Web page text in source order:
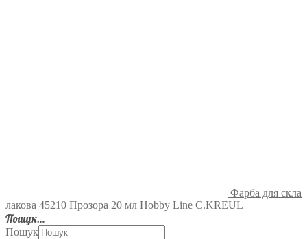
Фарба для скла
лакова 45210 Прозора 20 мл Hobby Line C.KREUL
Пошук…
Пошук